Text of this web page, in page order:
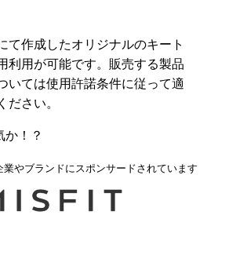
て作成したオリジナルのキート
利用が可能です。販売する製品
いては使用許諾条件に従って適
ださい。
か！？
やブランドにスポンサードされています